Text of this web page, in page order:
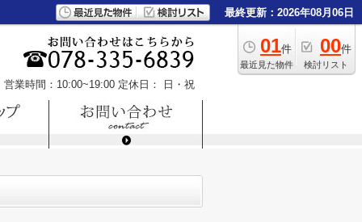
最終更新：2026年08月06日
01件
最近見た物件
00件
検討リスト
営業時間：10:00~19:00 定休日： 日・祝